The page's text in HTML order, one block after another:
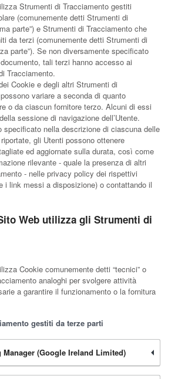
Strumenti di Tracciamento gestiti
(comunemente detti Strumenti di
parte”) e Strumenti di Tracciamento che
da terzi (comunemente detti Strumenti di
parte”). Se non diversamente specificato
tali terzi hanno accesso ai
Tracciamento.
Cookie e degli altri Strumenti di
variare a seconda di quanto
o da ciascun fornitore terzo. Alcuni di essi
sessione di navigazione dell’Utente.
specificato nella descrizione di ciascuna delle
gli Utenti possono ottenere
ed aggiornate sulla durata, così come
rilevante - quale la presenza di altri
- nelle privacy policy dei rispettivi
i link messi a disposizione) o contattando il
Web utilizza gli Strumenti di
Cookie comunemente detti “tecnici” o
analoghi per svolgere attività
a garantire il funzionamento o la fornitura
gestiti da terze parti
Manager (Google Ireland Limited)